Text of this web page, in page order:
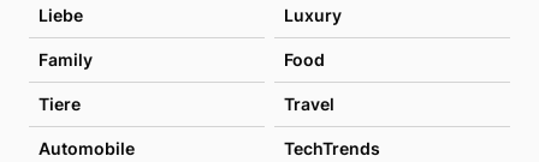
Liebe Luxury
Family Food
Tiere Travel
Automobile TechTrends